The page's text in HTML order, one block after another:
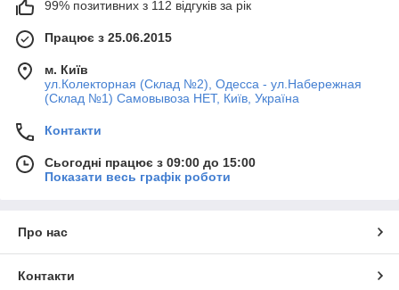
99% позитивних з 112 відгуків за рік
Працює з 25.06.2015
м. Київ
ул.Колекторная (Склад №2), Одесса - ул.Набережная
(Склад №1) Самовывоза НЕТ, Київ, Україна
Контакти
Сьогодні працює з 09:00 до 15:00
Показати весь графік роботи
Про нас
Контакти